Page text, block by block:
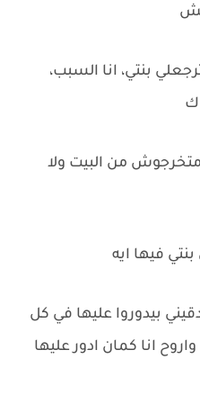
بنتي، انا السبب،
متخرجوش من البيت ولا
فيها ايه
بيدوروا عليها في كل
انا كمان ادور عليها